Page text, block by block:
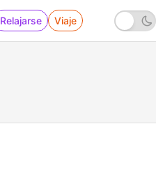
Relajarse Viaje